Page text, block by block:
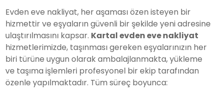
Evden eve nakliyat, her aşaması özen isteyen bir
hizmettir ve eşyaların güvenli bir şekilde yeni adresine
ulaştırılmasını kapsar. Kartal evden eve nakliyat
hizmetlerimizde, taşınması gereken eşyalarınızın her
biri türüne uygun olarak ambalajlanmakta, yükleme
ve taşıma işlemleri profesyonel bir ekip tarafından
özenle yapılmaktadır. Tüm süreç boyunca: